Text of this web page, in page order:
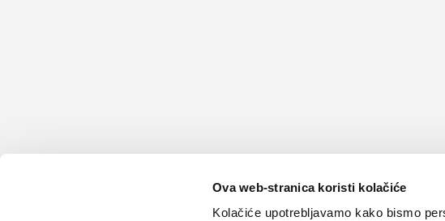
Ova web-stranica koristi kolačiće
Kolačiće upotrebljavamo kako bismo